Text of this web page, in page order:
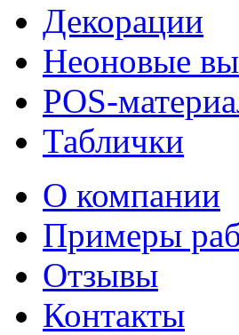
Декорации
Неоновые
POS-
Таблички
О компании
Примеры
Отзывы
Контакты